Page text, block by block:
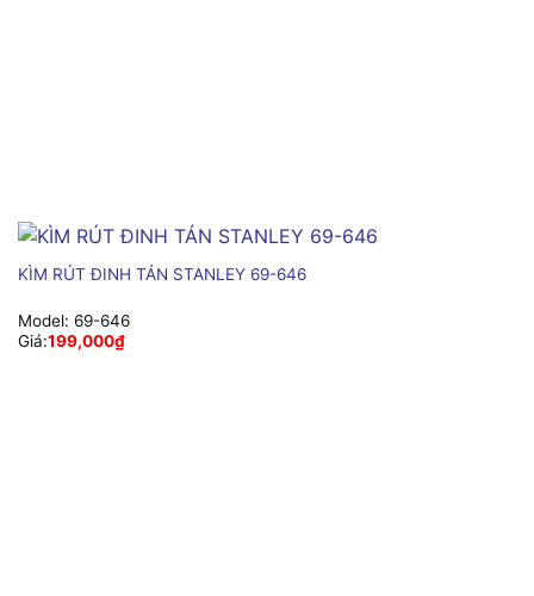
KÌM RÚT ĐINH TÁN STANLEY 69-646
Model: 69-646
Giá:199,000₫